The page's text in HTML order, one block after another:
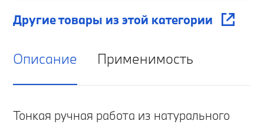
Другие товары из этой категории
Описание Применимость
Тонкая ручная работа из натурального